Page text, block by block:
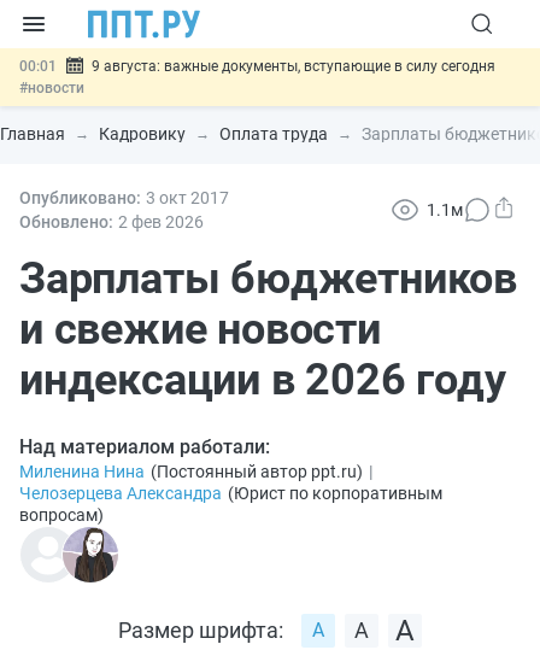
00:01
9 августа: важные документы, вступающие в силу сегодня
#новости
07.08 Подписан закон о блокировке продажи опасных товаров через
«Честный знак»#новости
07.08 Госпошлину за устранение ошибок в документах предлагают
отменить#новости
отношений
Главная Кадровику Оплата труда Зарплаты
Опубликовано: 3 окт2017
Обновлено: 2 фев2026
1.1м
Зарплаты бюджетников
и свежие новости
индексации в 2026 году
Над материалом работали:
Миленина Нина (Постоянный автор ppt.ru) |
Челозерцева Александра (Юрист по корпоративным
вопросам)
Размер шрифта: